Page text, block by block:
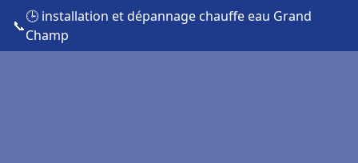
📞
🕒 installation et dépannage chauffe eau Grand
Champ